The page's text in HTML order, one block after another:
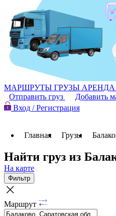
МАРШРУТЫ ГРУЗЫ
Отправить груз
Добавить
Вход / Регистрация
Главная Грузы
Найти груз из
На карте
Фильтр
Маршрут